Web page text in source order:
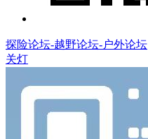
探险论坛-越野论坛-户外论坛
关灯